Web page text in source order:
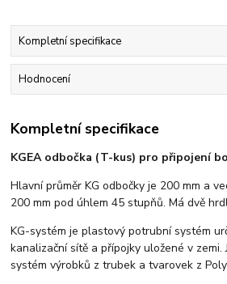
Kompletní specifikace
Hodnocení
Kompletní specifikace
KGEA odbočka (T-kus) pro připojení
Hlavní průměr KG odbočky je 200 mm a
200 mm pod úhlem 45 stupňů. Má dvě
KG-systém je plastový potrubní systém
kanalizační sítě a přípojky uložené v zemi.
systém výrobků z trubek a tvarovek z